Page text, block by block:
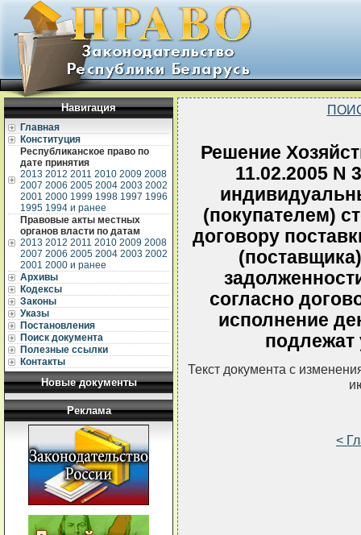
Навигация
Главная
Конституция
Республиканское право по
дате принятия
2013 2012 2011 2010 2009 2008
2007 2006 2005 2004 2003 2002
2001 2000 1999 1998 1997 1996
1995 1994 и ранее
Правовые акты местных
органов власти по датам
2013 2012 2011 2010 2009 2008
2007 2006 2005 2004 2003 2002
2001 2000 и ранее
Архивы
Кодексы
Законы
Указы
Постановления
Поиск документа
Полезные ссылки
Контакты
Новые документы
Реклама
Решение
11.02.2005 N
(покупателем)
договору
согласно
исполнение
Текст документа с
<